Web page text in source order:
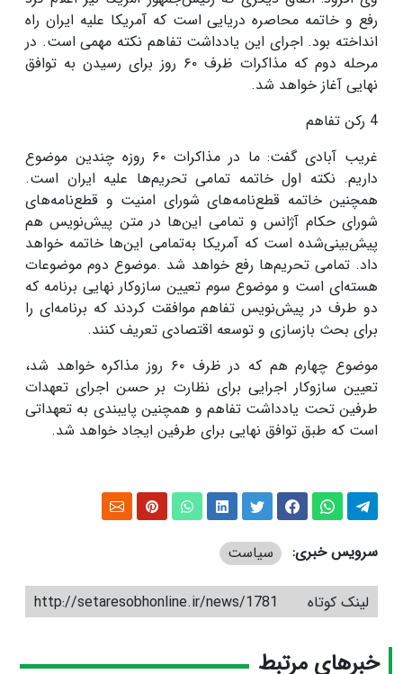
رفع و خاتمه محاصره دریایی است که آمریکا علیه ایران راه
انداخته بود. اجرای این یادداشت تفاهم نکته مهمی است. در
مرحله دوم که مذاکرات ظرف ۶۰ روز برای رسیدن به توافق
نهایی آغاز خواهد شد.
4 رکن تفاهم
غریب آبادی گفت: ما در مذاکرات ۶۰ روزه چندین موضوع
داریم. نکته اول خاتمه تمامی تحریم‌ها علیه ایران است.
همچنین خاتمه قطع‌نامه‌های شورای امنیت و قطع‌نامه‌های
شورای حکام آژانس و تمامی این‌ها در متن پیش‌نویس هم
پیش‌بینی‌شده است که آمریکا به‌تمامی این‌ها خاتمه خواهد
داد. تمامی تحریم‌ها رفع خواهد شد .موضوع دوم موضوعات
هسته‌ای است و موضوع سوم تعیین سازوکار نهایی برنامه که
دو طرف در پیش‌نویس تفاهم موافقت کردند که برنامه‌ای را
برای بحث بازسازی و توسعه اقتصادی تعریف کنند.
موضوع چهارم هم که در ظرف۶۰ روز مذاکره خواهد شد،
تعیین سازوکار اجرایی برای نظارت بر حسن اجرای تعهدات
طرفین تحت یادداشت تفاهم و همچنین پایبندی به تعهداتی
است که طبق توافق نهایی برای طرفین ایجاد خواهد شد.
سرویس خبری: سیاست
لینک کوتاه http://setaresobhonline.ir/news/1781
خبرهای مرتبط